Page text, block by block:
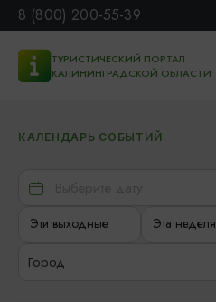
8 (800) 200-55-39
ТУРИСТИЧЕСКИЙ ПОРТАЛ
КАЛИНИНГРАДСКОЙ ОБЛАСТИ
КАЛЕНДАРЬ СОБЫТИЙ
Эти выходные Эта неделя
Город